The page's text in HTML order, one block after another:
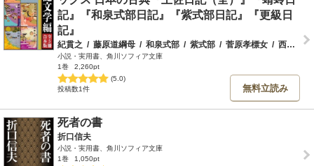
記』『和泉式部日記』『紫式部日記』『更級日
記』
紀貫之 / 藤原道綱母 / 和泉式部 / 紫式部 / 菅原孝標女 / 西山秀人
小説・実用書、角川ソフィア文庫
1巻
2,260pt
(5.0)
投稿数1件
無料立読み
死者の書
折口信夫
小説・実用書、角川ソフィア文庫
1巻
1,050pt